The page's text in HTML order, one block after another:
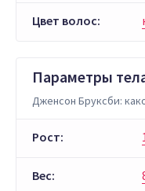
Цвет волос:
Параметры
Дженсон Бруксби:
Рост:
Вес: